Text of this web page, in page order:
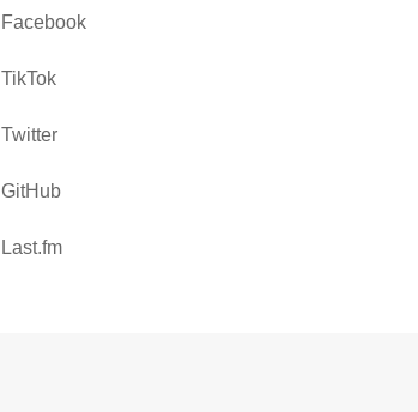
Facebook
TikTok
Twitter
GitHub
Last.fm